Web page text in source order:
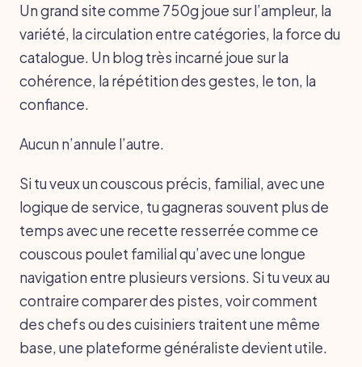
Un grand site comme 750g joue sur l’ampleur, la
variété, la circulation entre catégories, la force du
catalogue. Un blog très incarné joue sur la
cohérence, la répétition des gestes, le ton, la
confiance.
Aucun n’annule l’autre.
Si tu veux un couscous précis, familial, avec une
logique de service, tu gagneras souvent plus de
temps avec une recette resserrée comme ce
couscous poulet familial qu’avec une longue
navigation entre plusieurs versions. Si tu veux au
contraire comparer des pistes, voir comment
des chefs ou des cuisiniers traitent une même
base, une plateforme généraliste devient utile.